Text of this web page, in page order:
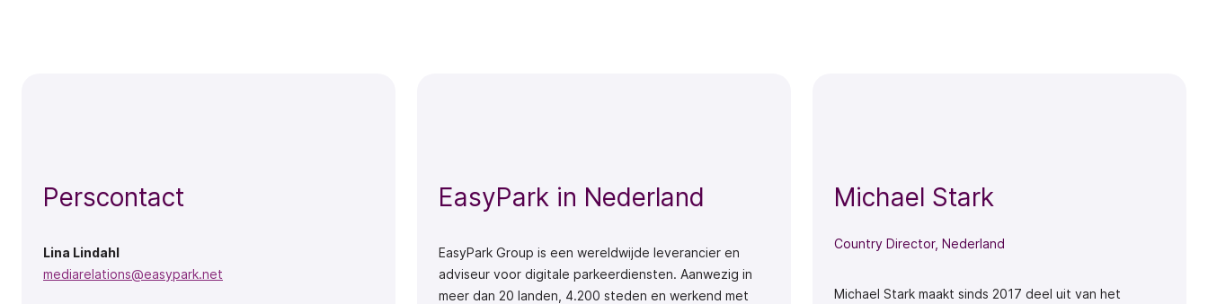
Perscontact
Lina Lindahl
mediarelations@easypark.net
EasyPark in Nederland
EasyPark Group is een wereldwijde leverancier en
adviseur voor digitale parkeerdiensten. Aanwezig in
meer dan 20 landen, 4.200 steden en werkend met
Michael Stark
Country Director, Nederland
Michael Stark maakt sinds 2017 deel uit van het